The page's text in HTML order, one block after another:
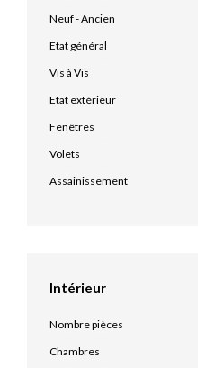
Neuf - Ancien
Etat général
Vis à Vis
Etat extérieur
Fenêtres
Volets
Assainissement
Intérieur
Nombre pièces
Chambres